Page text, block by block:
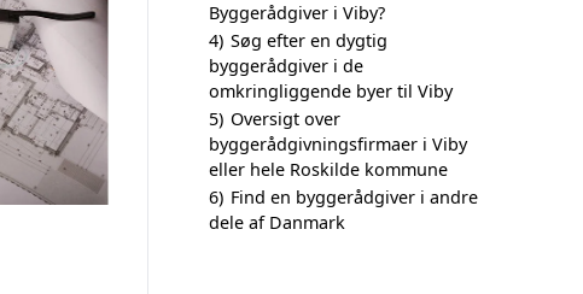
Byggerådgiver i Viby?
4) Søg efter en dygtig
byggerådgiver i de
omkringliggende byer til Viby
5) Oversigt over
byggerådgivningsfirmaer i Viby
eller hele Roskilde kommune
6) Find en byggerådgiver i andre
dele af Danmark